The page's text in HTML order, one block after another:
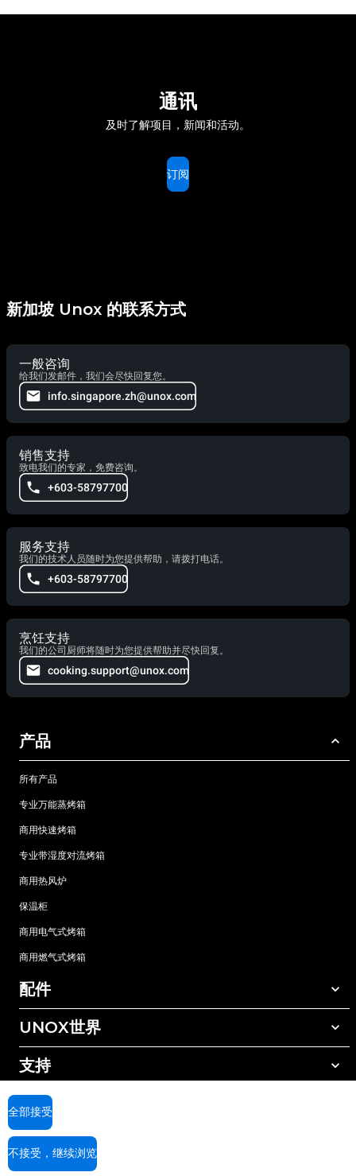
通讯
及时了解项目，新闻和活动。
订阅
新加坡 Unox 的联系方式
一般咨询
给我们发邮件，我们会尽快回复您。
info.singapore.zh@unox.com
销售支持
致电我们的专家，免费咨询。
+603-58797700
服务支持
我们的技术人员随时为您提供帮助，请拨打电话。
+603-58797700
烹饪支持
我们的公司厨师将随时为您提供帮助并尽快回复。
cooking.support@unox.com
产品
所有产品
专业万能蒸烤箱
商用快速烤箱
专业带湿度对流烤箱
商用热风炉
保温柜
商用电气式烤箱
商用燃气式烤箱
配件
所有配件
手动清洗清洁剂
树脂过滤水处理
反渗透水处理
UNOX世界
我们在全球的办事处
支持
UNOX质保
查找经销商
查找服务中心
AI Content Disclaimer
全部接受
不接受，继续浏览